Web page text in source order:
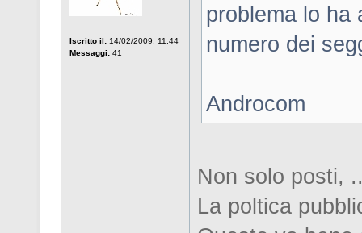
Iscritto il: 14/02/2009, 11:44
Messaggi: 41
problema lo ha
numero dei
Androcom
Non solo posti,
La poltica